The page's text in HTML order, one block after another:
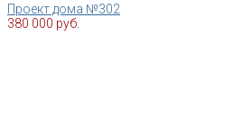
Проект дома №302
380 000 руб.